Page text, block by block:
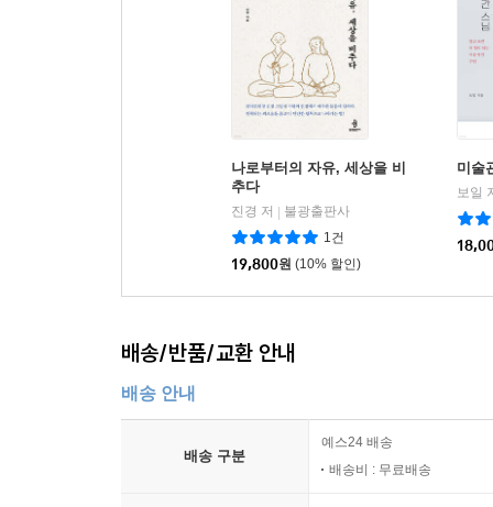
잘 가라는 인사 뒤에 남겨진 다정한 기억들 129
흙에 심는 것은 씨앗이 아니라 ‘내일’입니다 130
죽음이 생명을 살리는 거룩한 순환 131
오솔길에 핀 나리꽃과 마주친 미소 132
꽃은 져야만 열매가 되고, 기다림은 익어야 향기가
마음의 자, 보는 저울 137
우리는 어디서 왔다가 어디로 가는가 139
전생과 내생은 진짜 있는가 140
낡아짐이 곧 보시(布施)입니다 142
산새들이 나누는 대화에는 거짓이 없다 143
4부
산중의 달빛은 누구에게나 공평하다 144
물길이 막히면 돌아가듯, 관계도 순리대로 146
굽이치는 계곡물처럼, 서툰 만남도 삶의 노래다 147
숲의 나무들은 서로의 햇살을 가리지 않는다 148
나로부터의 자유, 세상을 비
추다
진경 저
불광출판사
1건
19,800원 (10% 할인)
미술
보일
배송/반품/교환 안내
배송 안내
배송 구분
예스24 배송
배송비 : 무료배송